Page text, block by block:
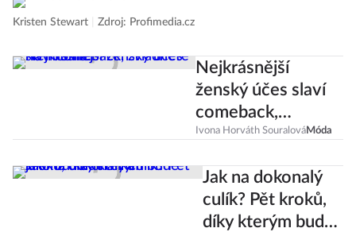
Kristen Stewart Zdroj: Profimedia.cz
Nejkrásnější
ženský účes slaví
comeback,
zvládnete ho i
Ivona Horváth SouralováMóda
Jak na dokonalý
culík? Pět kroků,
díky kterým bude